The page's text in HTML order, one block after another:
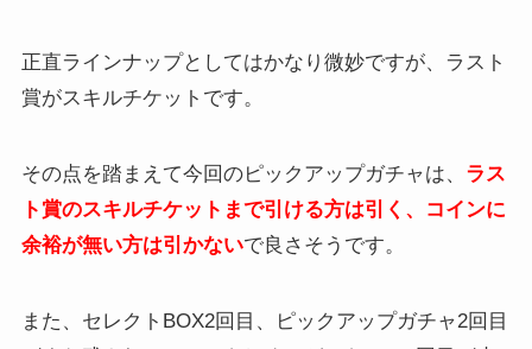
正直ラインナップとしてはかなり微妙ですが、ラスト
賞がスキルチケットです。
その点を踏まえて今回のピックアップガチャは、 ラス
ト賞のスキルチケットまで引ける方は引く、コインに
余裕が無い方は引かないで良さそうです。
また、セレクトBOX2回目、ピックアップガチャ2回目